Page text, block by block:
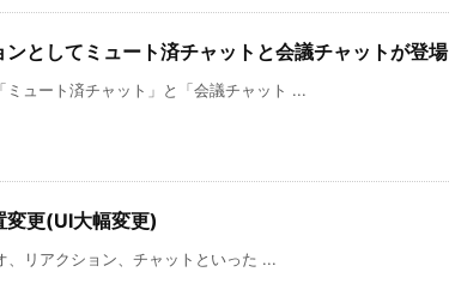
ンとしてミュート済チャットと会議チャットが登場
ュート済チャット」と「会議チャット ...
変更(UI大幅変更)
リアクション、チャットといった ...